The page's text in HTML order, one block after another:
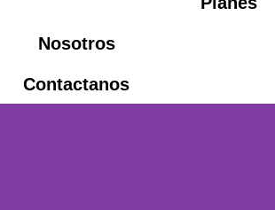
Nosotros
Contactanos